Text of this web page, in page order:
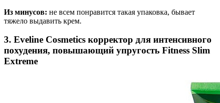
Из минусов: не всем понравится такая упаковка, бывает
тяжело выдавить крем.
3. Eveline Cosmetics корректор для интенсивного
похудения, повышающий упругость Fitness Slim
Extreme